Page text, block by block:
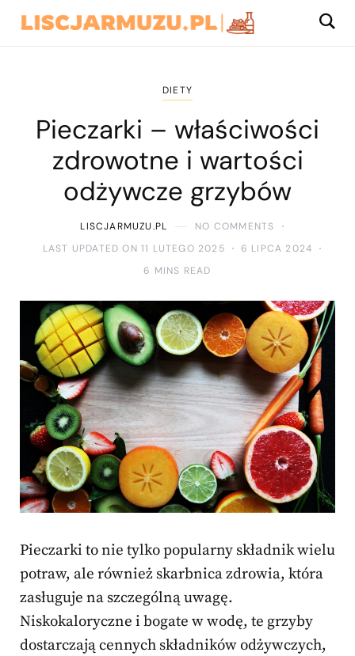
DIETY
Pieczarki – właściwości
zdrowotne i wartości
odżywcze grzybów
LISCJARMUZU.PL
NO COMMENTS
LAST UPDATED ON 11 LUTEGO 2025
6 LIPCA 2024
6 MINS READ
Pieczarki to nie tylko popularny składnik wielu
potraw, ale również skarbnica zdrowia, która
zasługuje na szczególną uwagę.
Niskokaloryczne i bogate w wodę, te grzyby
dostarczają cennych składników odżywczych,